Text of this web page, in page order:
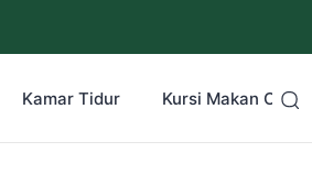
Kamar Tidur Kursi Makan Cafe